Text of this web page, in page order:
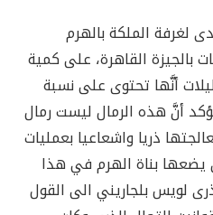
لغرفة الملكة بالهرم
بالجيزة القاهرة، على كمية
أنَّها تحتوى على نسبة
7.8 %، مما يؤكد أنَّ هذه الرمال ليست رمال
ذريا واشعاعيا بعمليات
بناة الهرم في هذا
لويس بلجاريني الى القول